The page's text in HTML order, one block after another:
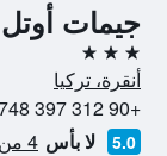
جيمات أوتل
3 نجوم
أنقرة، تركيا
+90 312 397 6748
5.0 لا بأس 4 من التقييمات تم التحقق منها